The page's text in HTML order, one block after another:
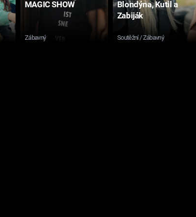
MAGIC SHOW
Zábavný
Blondýna, Kutil a
Zabiják
Soutěžní / Zábavný